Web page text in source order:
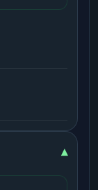
▾